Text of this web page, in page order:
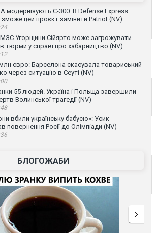
модернізують С-300. В Defense Express
зможе цей проєкт замінити Patriot (NV)
МЗС Угорщини Сійярто може загрожувати
тюрми у справі про хабарництво (NV)
євро: Барселона скасувала товариський
через ситуацію в Сеуті (NV)
55 людей. Україна і Польща завершили
Волинської трагедії (NV)
вбили українську бабусю»: Усик
повернення Росії до Олімпіади (NV)
БЛОГОЖАБИ